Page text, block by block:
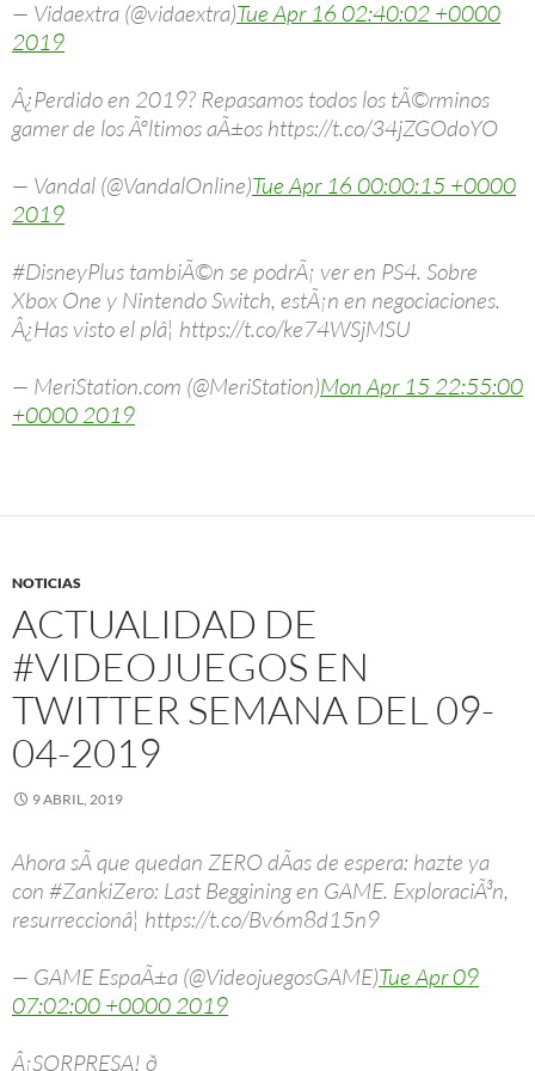
— Vidaextra (@vidaextra)Tue Apr 16 02:40:02 +0000
2019
Â¿Perdido en 2019? Repasamos todos los tÃ©rminos
gamer de los Ãºltimos aÃ±os https://t.co/34jZGOdoYO
— Vandal (@VandalOnline)Tue Apr 16 00:00:15 +0000
2019
#DisneyPlus tambiÃ©n se podrÃ¡ ver en PS4. Sobre
Xbox One y Nintendo Switch, estÃ¡n en negociaciones.
Â¿Has visto el plâ¦ https://t.co/ke74WSjMSU
— MeriStation.com (@MeriStation)Mon Apr 15 22:55:00
+0000 2019
NOTICIAS
ACTUALIDAD DE
#VIDEOJUEGOS EN
TWITTER SEMANA DEL 09-
04-2019
9 ABRIL, 2019
Ahora sÃ­ que quedan ZERO dÃ­as de espera: hazte ya
con #ZankiZero: Last Beggining en GAME. ExploraciÃ³n,
resurreccionâ¦ https://t.co/Bv6m8d15n9
— GAME EspaÃ±a (@VideojuegosGAME)Tue Apr 09
07:02:00 +0000 2019
Â¡SORPRESA! ð